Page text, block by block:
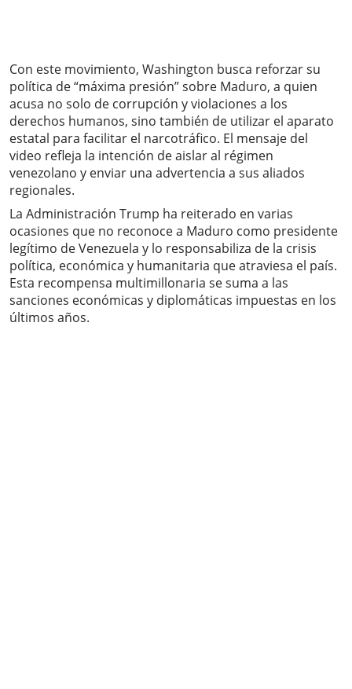
Con este movimiento, Washington busca reforzar su
política de “máxima presión” sobre Maduro, a quien
acusa no solo de corrupción y violaciones a los
derechos humanos, sino también de utilizar el aparato
estatal para facilitar el narcotráfico. El mensaje del
video refleja la intención de aislar al régimen
venezolano y enviar una advertencia a sus aliados
regionales.
La Administración Trump ha reiterado en varias
ocasiones que no reconoce a Maduro como presidente
legítimo de Venezuela y lo responsabiliza de la crisis
política, económica y humanitaria que atraviesa el país.
Esta recompensa multimillonaria se suma a las
sanciones económicas y diplomáticas impuestas en los
últimos años.